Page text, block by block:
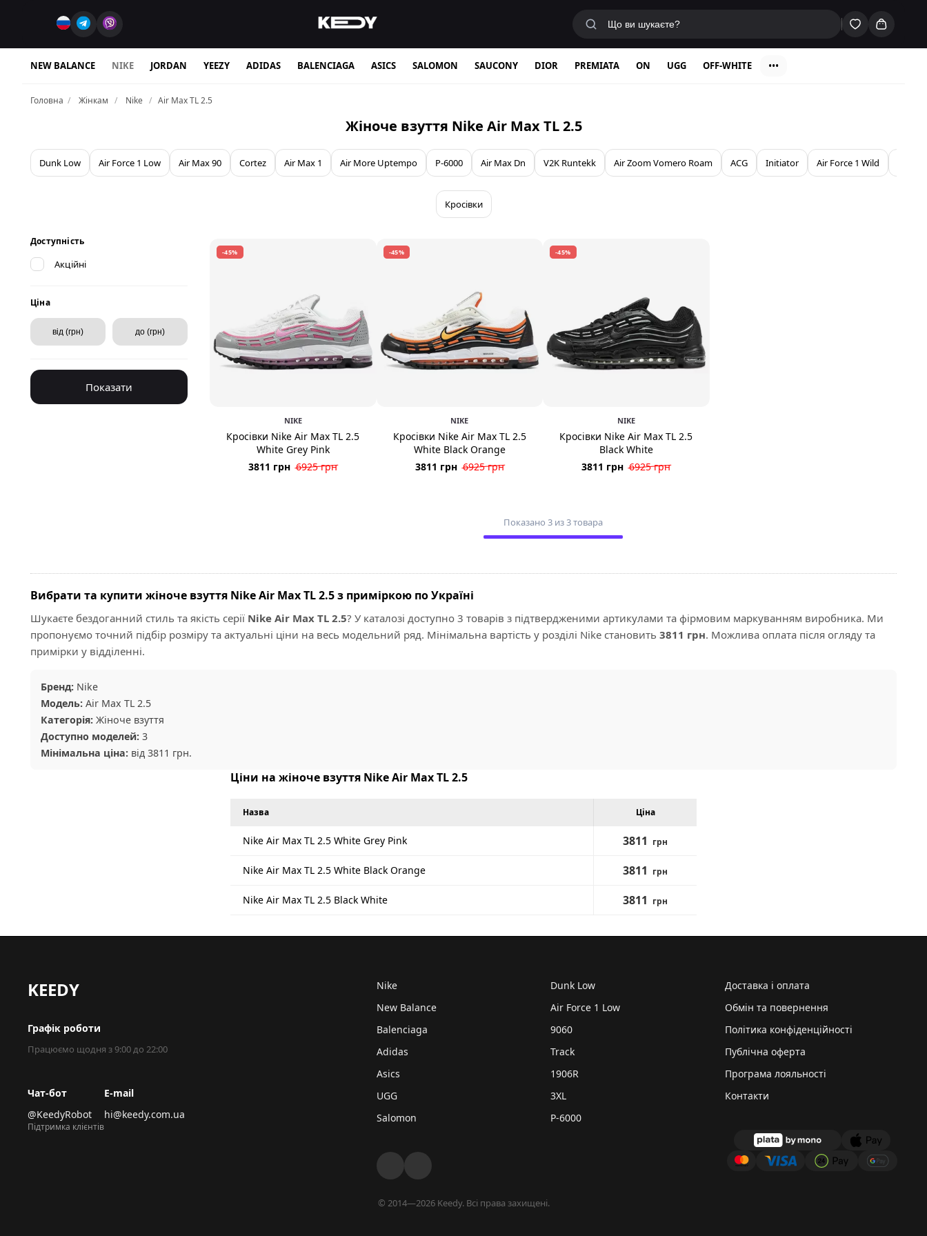
NEW BALANCE NIKE JORDAN YEEZY ADIDAS BALENCIAGA ASICS SALOMON SAUCONY DIOR PREMIATA ON UGG OFF-WHITE •••
Головна Жінкам Nike Air Max TL 2.5
Жіноче взуття Nike Air Max TL 2.5
Dunk Low Air Force 1 Low Air Max 90 Cortez Air Max 1 Air More Uptempo P-6000 Air Max Dn V2K Runtekk Air Zoom Vomero Roam ACG Initiator Air Force 1 Wild
Кросівки
Доступність
Акційні
Ціна
Показати
-45%
NIKE
Кросівки Nike Air Max TL 2.5
White Grey Pink
3811 грн 6925 грн
-45%
NIKE
Кросівки Nike Air Max TL 2.5
White Black Orange
3811 грн 6925 грн
-45%
NIKE
Кросівки Nike Air Max TL 2.5
Black White
3811 грн 6925 грн
Показано 3 из 3 товара
Вибрати та купити жіноче взуття Nike Air Max TL 2.5 з приміркою по Україні
Шукаєте бездоганний стиль та якість серії Nike Air Max TL 2.5? У каталозі доступно 3 товарів з підтвердженими артикулами та фірмовим маркуванням виробника. Ми
пропонуємо точний підбір розміру та актуальні ціни на весь модельний ряд. Мінімальна вартість у розділі Nike становить 3811 грн. Можлива оплата після огляду та
примірки у відділенні.
Бренд: Nike
Модель: Air Max TL 2.5
Категорія: Жіноче взуття
Доступно моделей: 3
Мінімальна ціна: від 3811 грн.
Ціни на жіноче взуття Nike Air Max TL 2.5
Назва Ціна
Nike Air Max TL 2.5 White Grey Pink 3811 грн
Nike Air Max TL 2.5 White Black Orange 3811 грн
Nike Air Max TL 2.5 Black White 3811 грн
KEEDY
Графік роботи
Працюємо щодня з 9:00 до 22:00
Чат-бот
@KeedyRobot
Підтримка клієнтів
E-mail
hi@keedy.com.ua
Nike
New Balance
Balenciaga
Adidas
Asics
UGG
Salomon
Dunk Low
Air Force 1 Low
9060
Track
1906R
3XL
P-6000
Доставка і оплата
Обмін та повернення
Політика конфіденційності
Публічна оферта
Програма лояльності
Контакти
© 2014—2026 Keedy. Всі права захищені.